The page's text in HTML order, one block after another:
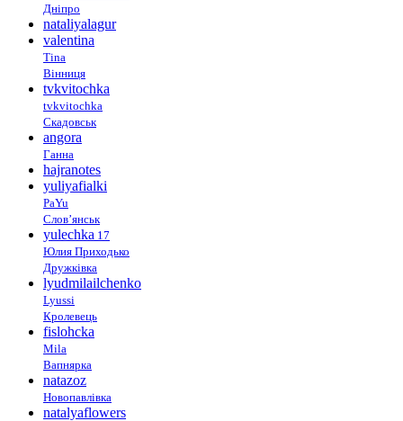
Дніпро
nataliyalagur
valentina
Tina
Вінниця
tvkvitochka
tvkvitochka
Скадовськ
angora
Ганна
hajranotes
yuliyafialki
PaYu
Слов’янськ
yulechka 17
Юлия Приходько
Дружківка
lyudmilailchenko
Lyussi
Кролевець
fislohcka
Mila
Вапнярка
natazoz
Новопавлівка
natalyaflowers